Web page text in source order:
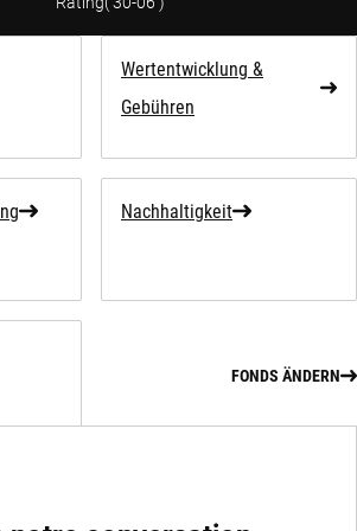
Wertentwicklung &
Gebühren
Nachhaltigkeit
FONDS ÄNDERN